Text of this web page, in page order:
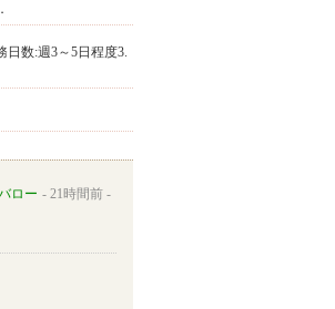
数:週3～5日程度3.
ロー 21時間前